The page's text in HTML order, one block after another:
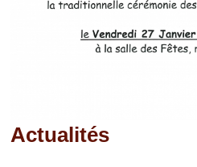
Actualités